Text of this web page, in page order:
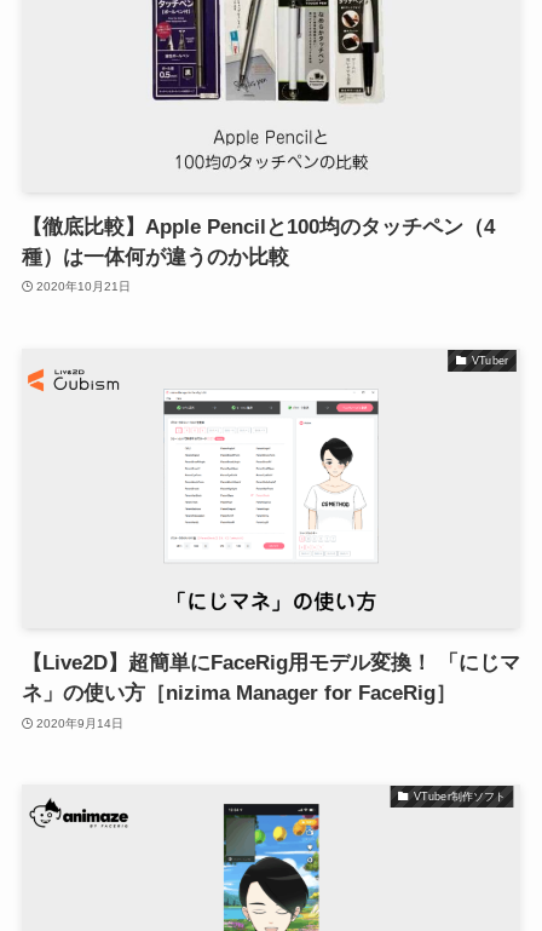
【徹底比較】Apple Pencilと100均のタッチペン（4
種）は一体何が違うのか比較
2020年10月21日
VTuber
【Live2D】超簡単にFaceRig用モデル変換！ 「にじマ
ネ」の使い方［nizima Manager for FaceRig］
2020年9月14日
VTuber制作ソフト